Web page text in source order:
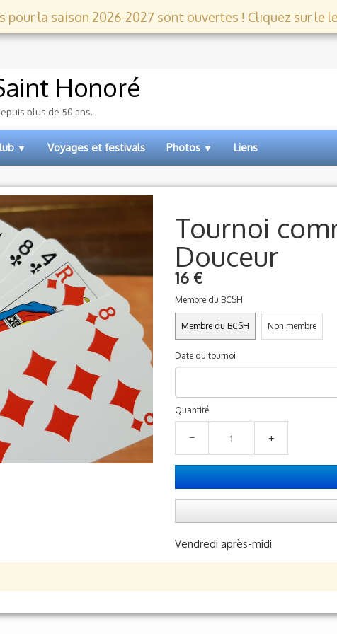
pour la saison 2026-2027 sont ouvertes ! Cliquez sur le le
Honoré
plus de 50 ans.
▼ Voyages et festivals Photos▼ Liens
Tournoi
Douceur
16 €
Membre du BCSH
Membre du BCSH Non membre
Date du tournoi
Quantité
− +
Vendredi après-midi